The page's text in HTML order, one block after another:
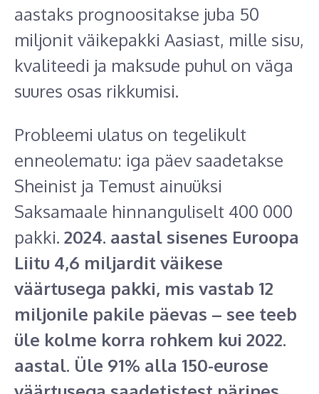
aastaks prognoositakse juba 50
miljonit väikepakki Aasiast, mille sisu,
kvaliteedi ja maksude puhul on väga
suures osas rikkumisi.
Probleemi ulatus on tegelikult
enneolematu: iga päev saadetakse
Sheinist ja Temust ainuüksi
Saksamaale hinnanguliselt 400 000
pakki. 2024. aastal sisenes Euroopa
Liitu 4,6 miljardit väikese
väärtusega pakki, mis vastab 12
miljonile pakile päevas – see teeb
üle kolme korra rohkem kui 2022.
aastal. Üle 91% alla 150-eurose